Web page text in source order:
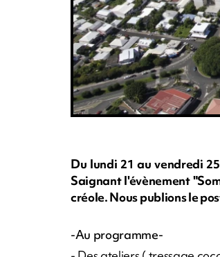
Du lundi 21 au vendredi
Saignant l'évènement
créole. Nous publions le
-Au programme-